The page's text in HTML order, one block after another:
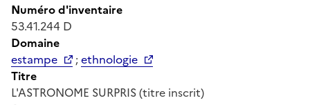
Numéro d'inventaire
53.41.244 D
Domaine
estampe
;ethnologie
Titre
L'ASTRONOME SURPRIS (titre inscrit)